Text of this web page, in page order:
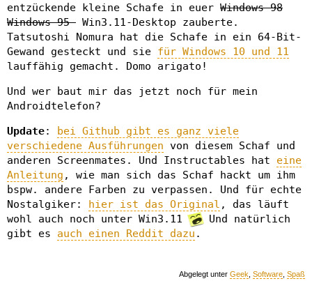
entzückende kleine Schafe in euer Windows-98
Windows-95- Win3.11-Desktop zauberte.
Tatsutoshi Nomura hat die Schafe in ein 64-Bit-
Gewand gesteckt und sie für Windows 10 und 11
lauffähig gemacht. Domo arigato!
Und wer baut mir das jetzt noch für mein
Androidtelefon?
Update:
bei Github gibt es ganz viele
verschiedene Ausführungen von diesem Schaf und
anderen Screenmates. Und Instructables hat eine
Anleitung , wie man sich das Schaf hackt um ihm
bspw. andere Farben zu verpassen. Und für echte
Nostalgiker: hier ist das Original , das läuft
wohl auch noch unter Win3.11
Und natürlich
gibt es auch einen Reddit dazu .
Abgelegt unter Geek Software Spaß